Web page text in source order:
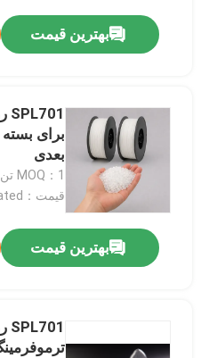
بهترین قیمت
برای
بعدی
MOQ：1 تن
قیمت：To Be Negotiated
بهترین قیمت